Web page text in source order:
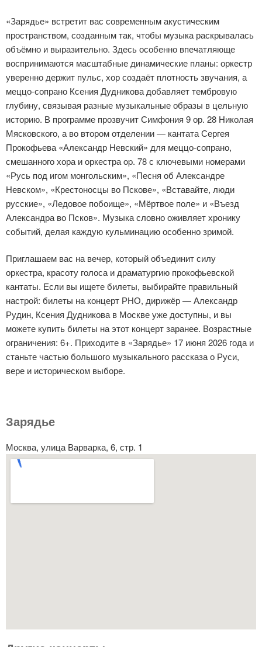
«Зарядье» встретит вас современным акустическим
пространством, созданным так, чтобы музыка раскрывалась
объёмно и выразительно. Здесь особенно впечатляюще
воспринимаются масштабные динамические планы: оркестр
уверенно держит пульс, хор создаёт плотность звучания, а
меццо-сопрано Ксения Дудникова добавляет тембровую
глубину, связывая разные музыкальные образы в цельную
историю. В программе прозвучит Симфония 9 ор. 28 Николая
Мясковского, а во втором отделении — кантата Сергея
Прокофьева «Александр Невский» для меццо-сопрано,
смешанного хора и оркестра op. 78 с ключевыми номерами
«Русь под игом монгольским», «Песня об Александре
Невском», «Крестоносцы во Пскове», «Вставайте, люди
русские», «Ледовое побоище», «Мёртвое поле» и «Въезд
Александра во Псков». Музыка словно оживляет хронику
событий, делая каждую кульминацию особенно зримой.
Приглашаем вас на вечер, который объединит силу
оркестра, красоту голоса и драматургию прокофьевской
кантаты. Если вы ищете билеты, выбирайте правильный
настрой: билеты на концерт РНО, дирижёр — Александр
Рудин, Ксения Дудникова в Москве уже доступны, и вы
можете купить билеты на этот концерт заранее. Возрастные
ограничения: 6+. Приходите в «Зарядье» 17 июня 2026 года и
станьте частью большого музыкального рассказа о Руси,
вере и историческом выборе.
Зарядье
Москва, улица Варварка, 6, стр. 1